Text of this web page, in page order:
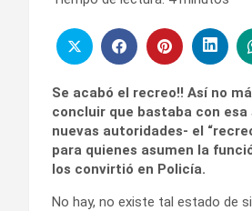
Se acabó el recreo!! Así no
concluir que bastaba con
nuevas autoridades- el
para quienes asumen la
los convirtió en Policía.
No hay, no existe tal estado de